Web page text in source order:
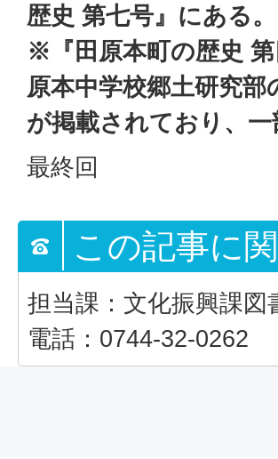
歴史 第七号』にある。
※『田原本町の歴史
原本中学校郷土研究
が掲載されており、
最終回
この記事に
担当課：文化振興課図
電話：0744-32-0262